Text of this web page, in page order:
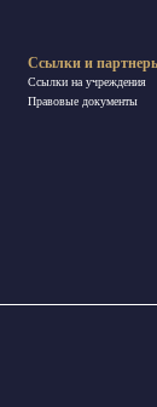
Ссылки и
Ссылки на учреждения
Правовые документы